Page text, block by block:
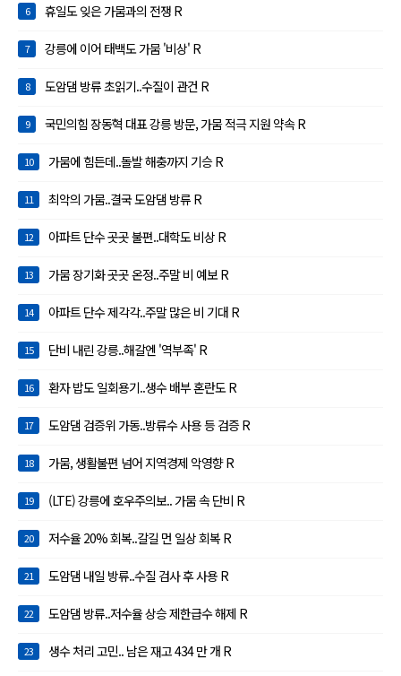
6 휴일도 잊은 가뭄과의 전쟁 R
7 강릉에 이어 태백도 가뭄 '비상' R
8 도암댐 방류 초읽기..수질이 관건 R
9 국민의힘 장동혁 대표 강릉 방문, 가뭄 적극 지원 약속 R
10 가뭄에 힘든데..돌발 해충까지 기승 R
11 최악의 가뭄..결국 도암댐 방류 R
12 아파트 단수 곳곳 불편..대학도 비상 R
13 가뭄 장기화 곳곳 온정..주말 비 예보 R
14 아파트 단수 제각각..주말 많은 비 기대 R
15 단비 내린 강릉..해갈엔 '역부족' R
16 환자 밥도 일회용기..생수 배부 혼란도 R
17 도암댐 검증위 가동..방류수 사용 등 검증 R
18 가뭄, 생활불편 넘어 지역경제 악영향 R
19 (LTE) 강릉에 호우주의보.. 가뭄 속 단비 R
20 저수율 20% 회복..갈길 먼 일상 회복 R
21 도암댐 내일 방류..수질 검사 후 사용 R
22 도암댐 방류..저수율 상승 제한급수 해제 R
23 생수 처리 고민.. 남은 재고 434 만 개 R